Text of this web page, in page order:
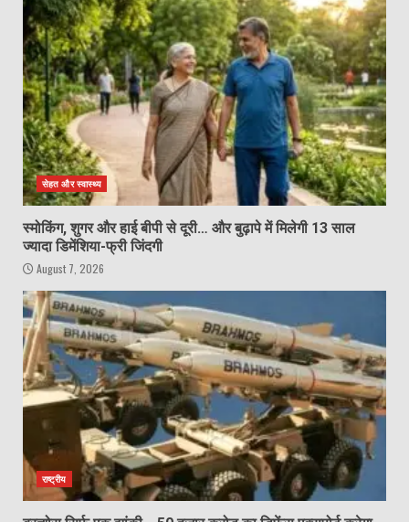
सेहत और स्वास्थ्य
स्मोकिंग, शुगर और हाई बीपी से दूरी… और बुढ़ापे में मिलेगी 13 साल
ज्यादा डिमेंशिया-फ्री जिंदगी
August 7, 2026
राष्ट्रीय